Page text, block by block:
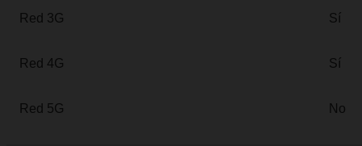
Red 3G Sí
Red 4G Sí
Red 5G No